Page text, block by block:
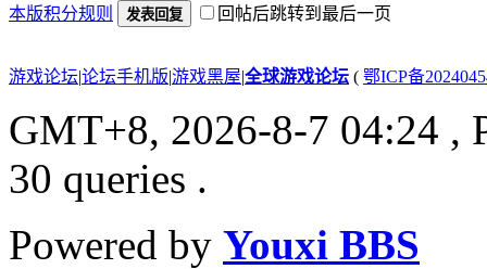
本版积分规则 发表回复 回帖后跳转到最后一页
游戏论坛|论坛手机版|游戏黑屋|全球游戏论坛 ( 鄂ICP备
GMT+8, 2026-8-7 04:24 ,
30 queries .
Powered by Youxi BBS